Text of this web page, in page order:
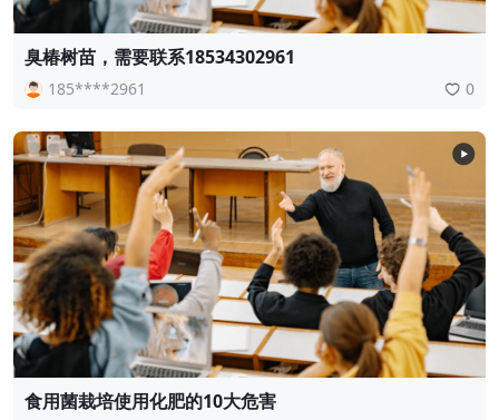
臭椿树苗，需要联系18534302961
185****2961 0
食用菌栽培使用化肥的10大危害